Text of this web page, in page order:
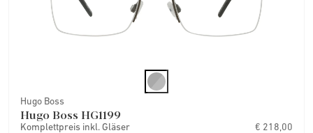
Hugo Boss
Hugo Boss HG1199
Komplettpreis inkl. Gläser € 218,00